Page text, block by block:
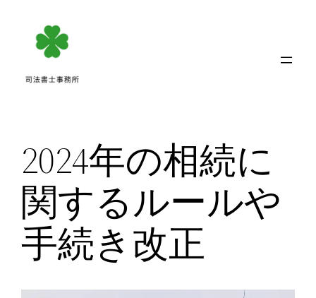
2024年の相続に
関するルールや
手続き改正